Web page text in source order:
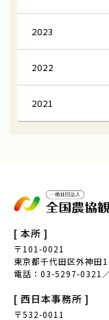
ふるさと俱楽部
神奈川県秦野市
伝統を未来へ
べジポケット
食育探訪
アグリッジプ
奈良県
2023
2022
2021
[ 本所 ]
〒101-0021
東京都千代田区外神
電話：03-5297-0321
[ 西日本事務所 ]
〒532-0011